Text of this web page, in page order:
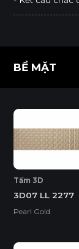
BỀ MẶT
Tấm 3D
3D07 LL 2277
Pearl Gold